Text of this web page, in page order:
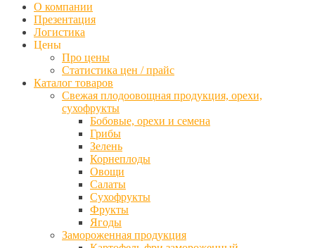
О компании
Презентация
Логистика
Цены
Про цены
Статистика цен / прайс
Каталог товаров
Свежая плодоовощная продукция, орехи,
сухофрукты
Бобовые, орехи и семена
Грибы
Зелень
Корнеплоды
Овощи
Салаты
Сухофрукты
Фрукты
Ягоды
Замороженная продукция